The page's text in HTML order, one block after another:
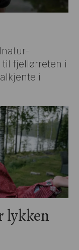
til fjellørreten i
i
lykken